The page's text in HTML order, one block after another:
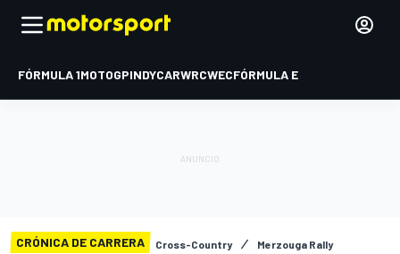
FÓRMULA 1MOTOGPINDYCARWRCWECFÓRMULA E
CRÓNICA DE CARRERA Cross-Country Merzouga Rally